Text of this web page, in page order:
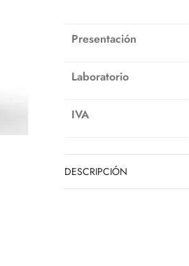
Presentación
Laboratorio
IVA
DESCRIPCIÓN